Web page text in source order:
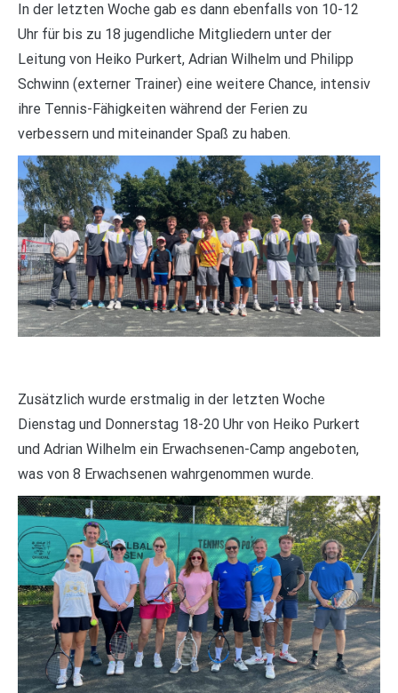
In der letzten Woche gab es dann ebenfalls von 10-12
Uhr für bis zu 18 jugendliche Mitgliedern unter der
Leitung von Heiko Purkert, Adrian Wilhelm und Philipp
Schwinn (externer Trainer) eine weitere Chance, intensiv
ihre Tennis-Fähigkeiten während der Ferien zu
verbessern und miteinander Spaß zu haben.
Zusätzlich wurde erstmalig in der letzten Woche
Dienstag und Donnerstag 18-20 Uhr von Heiko Purkert
und Adrian Wilhelm ein Erwachsenen-Camp angeboten,
was von 8 Erwachsenen wahrgenommen wurde.